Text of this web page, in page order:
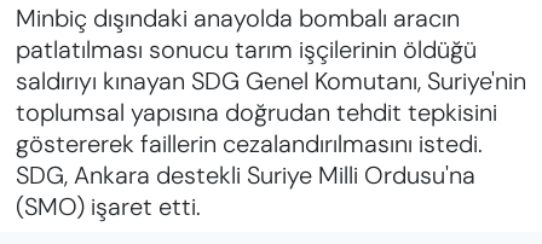
Minbiç dışındaki anayolda bombalı aracın
patlatılması sonucu tarım işçilerinin öldüğü
saldırıyı kınayan SDG Genel Komutanı, Suriye'nin
toplumsal yapısına doğrudan tehdit tepkisini
göstererek faillerin cezalandırılmasını istedi.
SDG, Ankara destekli Suriye Milli Ordusu'na
(SMO) işaret etti.
FAYDALI BİLGİLER
GÜNDEM
EĞİTİM
KADIN
Süper Lig Puan Durumu ve Fikstür
Tüm Manşetler
Son Dakika Haberleri
Haber Arşivi